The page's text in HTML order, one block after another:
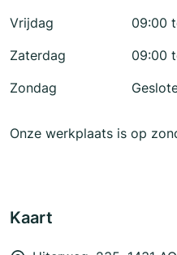
Vrijdag
09:00
Zaterdag
09:00
Zondag
Onze werkplaats is op
Kaart